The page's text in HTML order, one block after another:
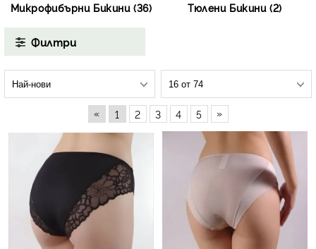
Микрофибърни Бикини (36) Тюлени Бикини (2)
Филтри
« 1 2 3 4 5 »